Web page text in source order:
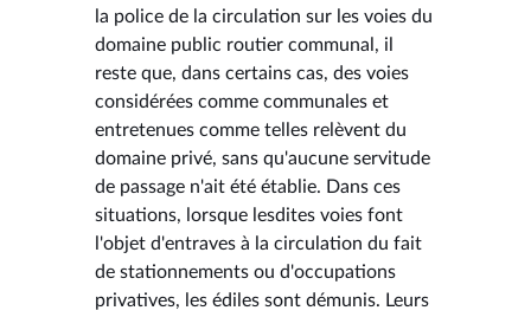
la police de la circulation sur les voies du
domaine public routier communal, il
reste que, dans certains cas, des voies
considérées comme communales et
entretenues comme telles relèvent du
domaine privé, sans qu'aucune servitude
de passage n'ait été établie. Dans ces
situations, lorsque lesdites voies font
l'objet d'entraves à la circulation du fait
de stationnements ou d'occupations
privatives, les édiles sont démunis. Leurs